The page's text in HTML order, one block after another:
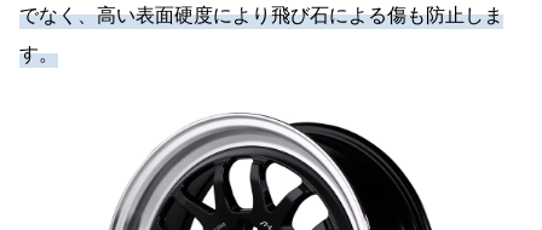
でなく、高い表面硬度により飛び石による傷も防止しま
す。